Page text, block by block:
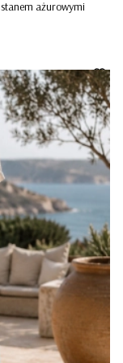
ażurowymi